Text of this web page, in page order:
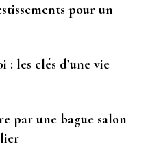
pour un
: les clés d’une vie
par une bague salon